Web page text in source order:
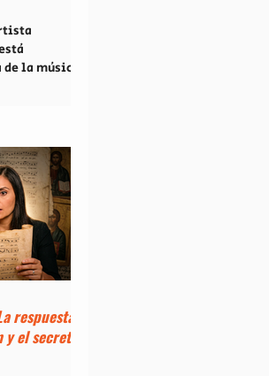
la música
Heaven
de
captando la
digitales.
hay
superación
jov
respuesta
el secreto